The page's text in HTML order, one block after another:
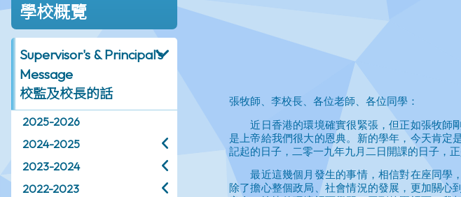
學校概覽
Supervisor's & Principal's
Message
校監及校長的話
2025-2026
2024-2025
2023-2024
2022-2023